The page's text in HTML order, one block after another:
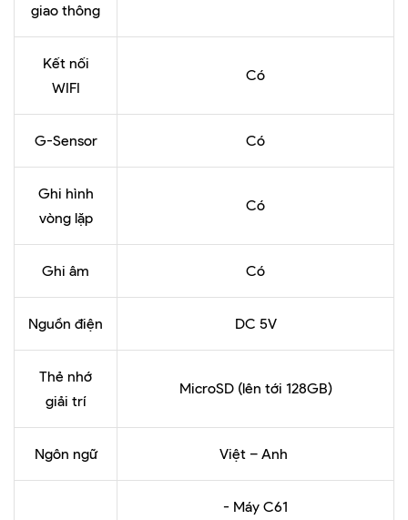
giao thông
Kết nối
WIFI
Có
G-Sensor Có
Ghi hình
vòng lặp
Có
Ghi âm Có
Nguồn điện DC 5V
Thẻ nhớ
giải trí
MicroSD (lên tới 128GB)
Ngôn ngữ Việt – Anh
- Máy C61